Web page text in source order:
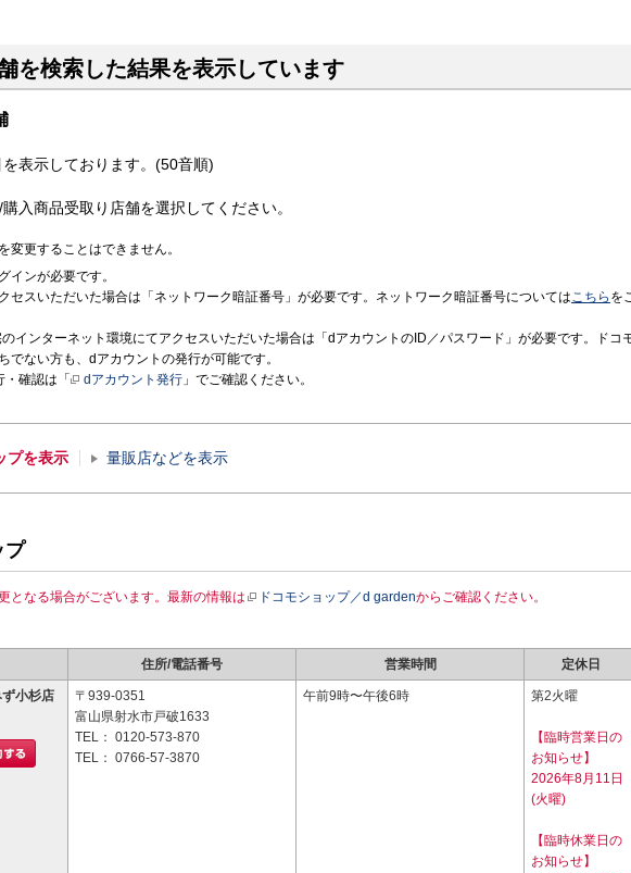
を検索した結果を表示しています
表示しております。(50音順)
入商品受取り店舗を選択してください。
変更することはできません。
インが必要です。
セスいただいた場合は「ネットワーク暗証番号」が必要です。ネットワーク暗証番号についてはこちら を
インターネット環境にてアクセスいただいた場合は「dアカウントのID／パスワード」が必要です。ドコ
でない方も、dアカウントの発行が可能です。
確認は「
dアカウント発行 」でご確認ください。
プを表示 量販店などを表示
プ
となる場合がございます。最新の情報は ドコモショップ／d gardenからご確認ください。
住所/電話番号 営業時間 定休日
ず小杉店
〒939-0351
富山県射水市戸破1633
TEL： 0120-573-870
TEL： 0766-57-3870
午前9時〜午後6時 第2火曜
【臨時営業日の
お知らせ】
2026年8月11日
(火曜)
【臨時休業日の
お知らせ】